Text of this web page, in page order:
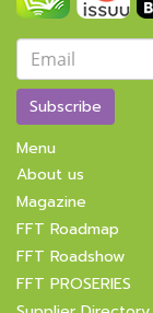
Subscribe
Menu
About us
Magazine
FFT Roadmap
FFT Roadshow
FFT PROSERIES